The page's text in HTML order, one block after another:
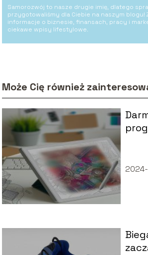
Samorozwój to nasze drugie imię, dlatego
przygotowaliśmy dla Ciebie na naszym blogu!
informacje o biznesie, finansach, pracy i
ciekawe wpisy lifestylowe.
Może Cię również